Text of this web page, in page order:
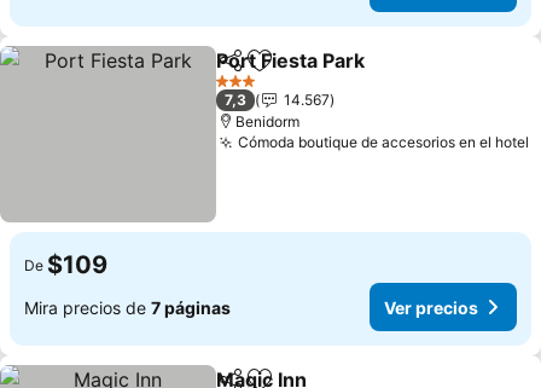
CompartirAgregar a favoritos
Port Fiesta Park
3 Estrellas
7,3
14.567
Benidorm
Cómoda boutique de accesorios en el hotel
De $109
Mira precios de 7 páginas Ver precios
Magic Inn